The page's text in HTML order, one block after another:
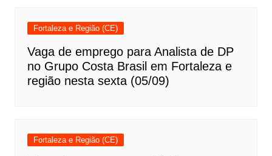
Fortaleza e Região (CE)
Vaga de emprego para Analista de DP
no Grupo Costa Brasil em Fortaleza e
região nesta sexta (05/09)
Fortaleza e Região (CE)